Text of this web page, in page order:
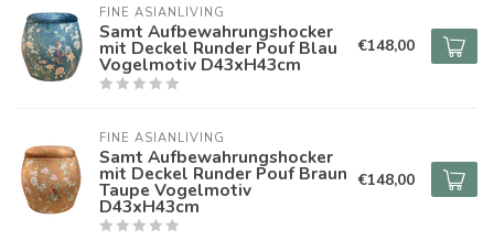
FINE ASIANLIVING
Samt Aufbewahrungshocker
mit Deckel Runder Pouf Blau
Vogelmotiv D43xH43cm
€148,00
FINE ASIANLIVING
Samt Aufbewahrungshocker
mit Deckel Runder Pouf Braun
Taupe Vogelmotiv
D43xH43cm
€148,00